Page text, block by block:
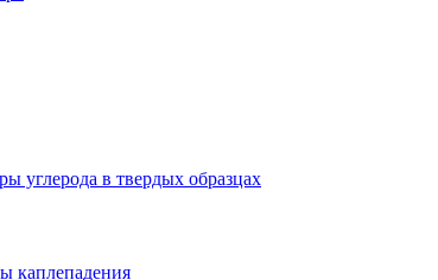
углерода в твердых образцах
каплепадения